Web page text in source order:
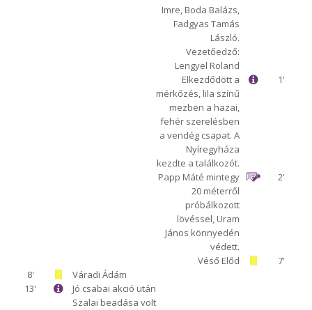
Imre, Boda Balázs,
Fadgyas Tamás
László.
Vezetőedző:
Lengyel Roland
1'
Elkezdődött a
mérkőzés, lila színű
mezben a hazai,
fehér szerelésben
a vendég csapat. A
Nyíregyháza
kezdte a találkozót.
2'
Papp Máté mintegy
20 méterről
próbálkozott
lövéssel, Uram
János könnyedén
védett.
7'
Véső Előd
8'
Váradi Ádám
13'
Jó csabai akció után
Szalai beadása volt